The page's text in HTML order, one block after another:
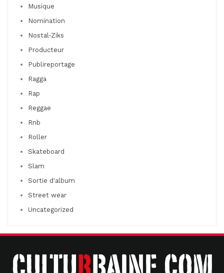
Musique
Nomination
Nostal-Ziks
Producteur
Publireportage
Ragga
Rap
Reggae
Rnb
Roller
Skateboard
Slam
Sortie d'album
Street wear
Uncategorized